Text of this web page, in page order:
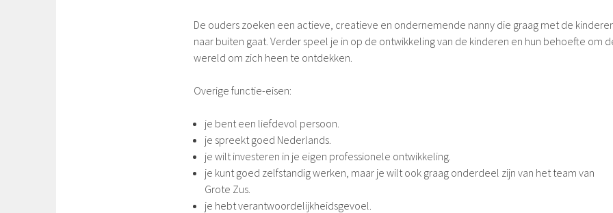
De ouders zoeken een actieve, creatieve en ondernemende nanny die graag met de
naar buiten gaat. Verder speel je in op de ontwikkeling van de kinderen en hun behoefte om
wereld om zich heen te ontdekken.
Overige functie-eisen:
je bent een liefdevol persoon.
je spreekt goed Nederlands.
je wilt investeren in je eigen professionele ontwikkeling.
je kunt goed zelfstandig werken, maar je wilt ook graag onderdeel zijn van het team van
Grote Zus.
je hebt verantwoordelijkheidsgevoel.